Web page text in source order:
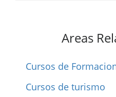
Areas
Cursos de
Cursos de turismo